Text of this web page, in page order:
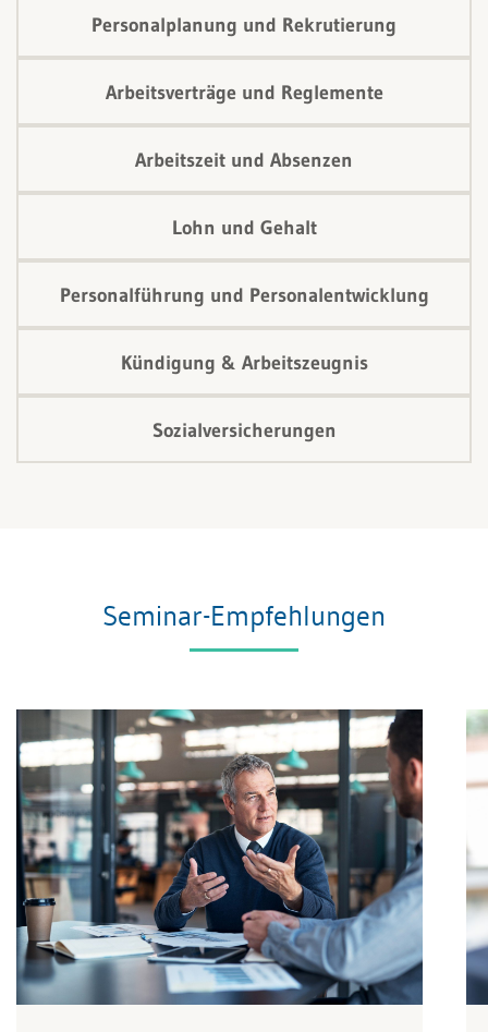
Personalplanung und Rekrutierung
Arbeitsverträge und Reglemente
Arbeitszeit und Absenzen
Lohn und Gehalt
Personalführung und Personalentwicklung
Kündigung & Arbeitszeugnis
Sozialversicherungen
Seminar-Empfehlungen